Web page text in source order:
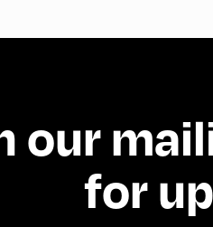
our
for